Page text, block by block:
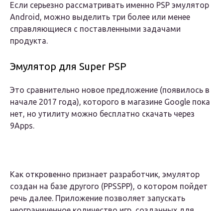
Если серьезно рассматривать именно PSP эмулятор
Android, можно выделить три более или менее
справляющиеся с поставленными задачами
продукта.
Эмулятор для Super PSP
Это сравнительно новое предложение (появилось в
начале 2017 года), которого в магазине Google пока
нет, но утилиту можно бесплатно скачать через
9Apps.
Как откровенно признает разработчик, эмулятор
создан на базе другого (PPSSPP), о котором пойдет
речь далее. Приложение позволяет запускать